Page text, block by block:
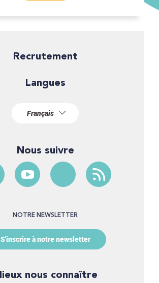
Recrutement
Langues
Nous suivre
NOTRE NEWSLETTER
S'inscrire à notre newsletter
Mieux nous connaître